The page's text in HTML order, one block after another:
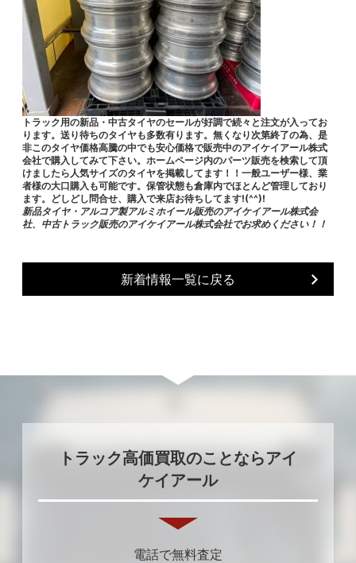
トラック用の新品・中古タイヤのセールが好調で続々と注文が入ってお
ります。送り待ちのタイヤも多数有ります。無くなり次第終了の為、是
非このタイヤ価格高騰の中でも安心価格で販売中のアイケイアール株式
会社で購入してみて下さい。ホームページ内のパーツ販売を検索して頂
けましたら人気サイズのタイヤを掲載してます！！一般ユーザー様、業
者様の大口購入も可能です。保管状態も倉庫内でほとんど管理しており
ます。どしどし問合せ、購入で来店お待ちしてます!(^^)!
新品タイヤ・アルコア製アルミホイール販売のアイケイアール株式会
社、中古トラック販売のアイケイアール株式会社でお求めください！！
新着情報一覧に戻る
トラック高価買取のことならアイ
ケイアール
電話で無料査定